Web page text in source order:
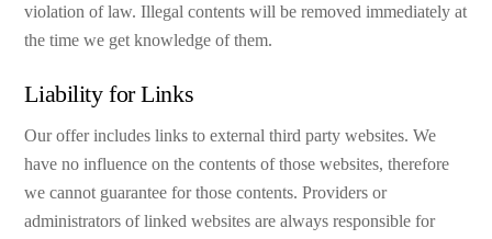
violation of law. Illegal contents will be removed immediately at
the time we get knowledge of them.
Liability for Links
Our offer includes links to external third party websites. We
have no influence on the contents of those websites, therefore
we cannot guarantee for those contents. Providers or
administrators of linked websites are always responsible for